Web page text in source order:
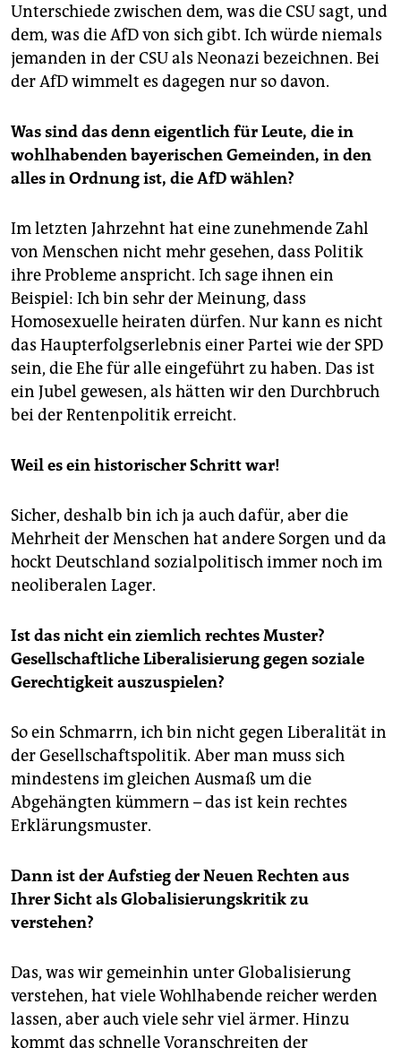
Unterschiede zwischen dem, was die CSU sagt, und
dem, was die AfD von sich gibt. Ich würde niemals
jemanden in der CSU als Neonazi bezeichnen. Bei
der AfD wimmelt es dagegen nur so davon.
Was sind das denn eigentlich für Leute, die in
wohlhabenden bayerischen Gemeinden, in den
alles in Ordnung ist, die AfD wählen?
Im letzten Jahrzehnt hat eine zunehmende Zahl
von Menschen nicht mehr gesehen, dass Politik
ihre Probleme anspricht. Ich sage ihnen ein
Beispiel: Ich bin sehr der Meinung, dass
Homosexuelle heiraten dürfen. Nur kann es nicht
das Haupterfolgserlebnis einer Partei wie der SPD
sein, die Ehe für alle eingeführt zu haben. Das ist
ein Jubel gewesen, als hätten wir den Durchbruch
bei der Rentenpolitik erreicht.
Weil es ein historischer Schritt war!
Sicher, deshalb bin ich ja auch dafür, aber die
Mehrheit der Menschen hat andere Sorgen und da
hockt Deutschland sozialpolitisch immer noch im
neoliberalen Lager.
Ist das nicht ein ziemlich rechtes Muster?
Gesellschaftliche Liberalisierung gegen soziale
Gerechtigkeit auszuspielen?
So ein Schmarrn, ich bin nicht gegen Liberalität in
der Gesellschaftspolitik. Aber man muss sich
mindestens im gleichen Ausmaß um die
Abgehängten kümmern – das ist kein rechtes
Erklärungsmuster.
Dann ist der Aufstieg der Neuen Rechten aus
Ihrer Sicht als Globalisierungskritik zu
verstehen?
Das, was wir gemeinhin unter Globalisierung
verstehen, hat viele Wohlhabende reicher werden
lassen, aber auch viele sehr viel ärmer. Hinzu
kommt das schnelle Voranschreiten der